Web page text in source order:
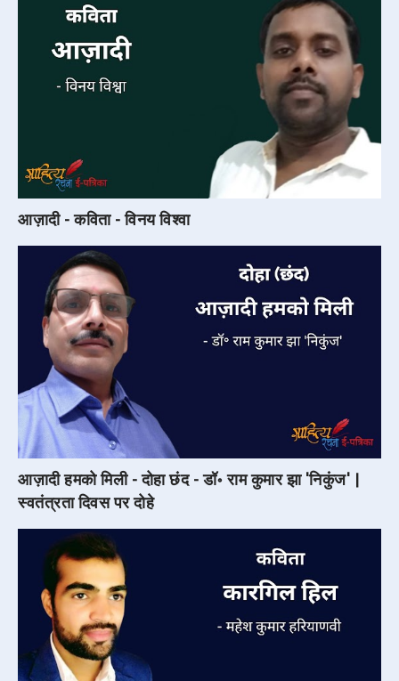
आज़ादी - कविता - विनय विश्वा
आज़ादी हमको मिली - दोहा छंद - डॉ॰ राम कुमार झा 'निकुंज' |
स्वतंत्रता दिवस पर दोहे